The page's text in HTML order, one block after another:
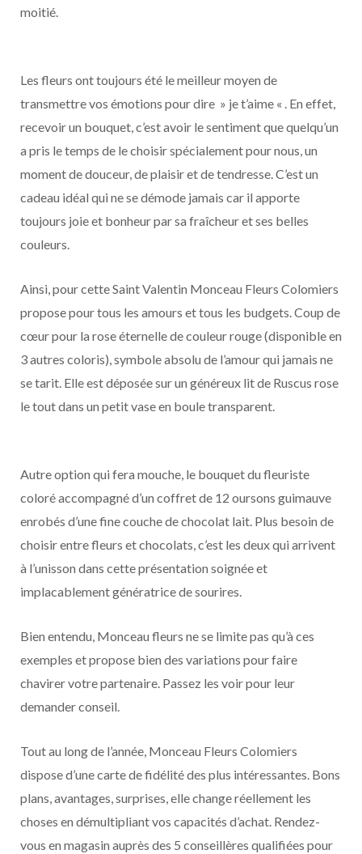
moitié.
Les fleurs ont toujours été le meilleur moyen de
transmettre vos émotions pour dire » je t’aime « . En effet,
recevoir un bouquet, c’est avoir le sentiment que quelqu’un
a pris le temps de le choisir spécialement pour nous, un
moment de douceur, de plaisir et de tendresse. C’est un
cadeau idéal qui ne se démode jamais car il apporte
toujours joie et bonheur par sa fraîcheur et ses belles
couleurs.
Ainsi, pour cette Saint Valentin Monceau Fleurs Colomiers
propose pour tous les amours et tous les budgets. Coup de
cœur pour la rose éternelle de couleur rouge (disponible en
3 autres coloris), symbole absolu de l’amour qui jamais ne
se tarit. Elle est déposée sur un généreux lit de Ruscus rose
le tout dans un petit vase en boule transparent.
Autre option qui fera mouche, le bouquet du fleuriste
coloré accompagné d’un coffret de 12 oursons guimauve
enrobés d’une fine couche de chocolat lait. Plus besoin de
choisir entre fleurs et chocolats, c’est les deux qui arrivent
à l’unisson dans cette présentation soignée et
implacablement génératrice de sourires.
Bien entendu, Monceau fleurs ne se limite pas qu’à ces
exemples et propose bien des variations pour faire
chavirer votre partenaire. Passez les voir pour leur
demander conseil.
Tout au long de l’année, Monceau Fleurs Colomiers
dispose d’une carte de fidélité des plus intéressantes. Bons
plans, avantages, surprises, elle change réellement les
choses en démultipliant vos capacités d’achat. Rendez-
vous en magasin auprès des 5 conseillères qualifiées pour